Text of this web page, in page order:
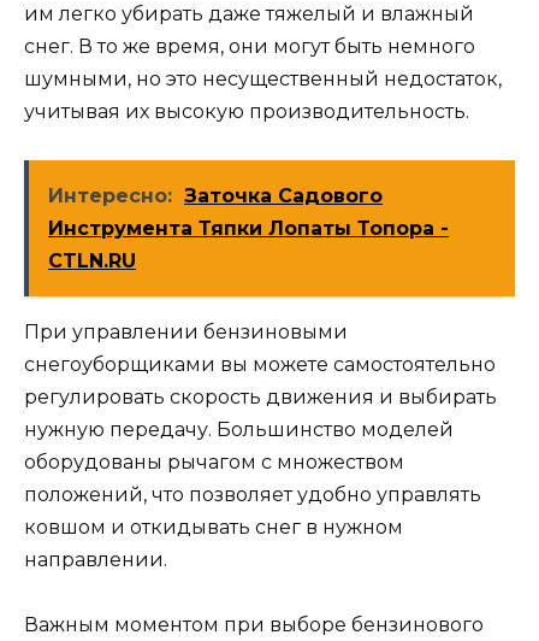
им легко убирать даже тяжелый и влажный
снег. В то же время, они могут быть немного
шумными, но это несущественный недостаток,
учитывая их высокую производительность.
Интересно: Заточка Садового
Инструмента Тяпки Лопаты Топора -
CTLN.RU
При управлении бензиновыми
снегоуборщиками вы можете самостоятельно
регулировать скорость движения и выбирать
нужную передачу. Большинство моделей
оборудованы рычагом с множеством
положений, что позволяет удобно управлять
ковшом и откидывать снег в нужном
направлении.
Важным моментом при выборе бензинового